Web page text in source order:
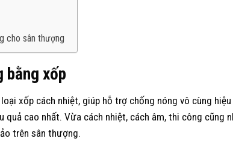
cho sân thượng
bằng xốp
xốp cách nhiệt, giúp hỗ trợ chống nóng vô cùng hiệu
quả cao nhất. Vừa cách nhiệt, cách âm, thi công cũng
trên sân thượng.